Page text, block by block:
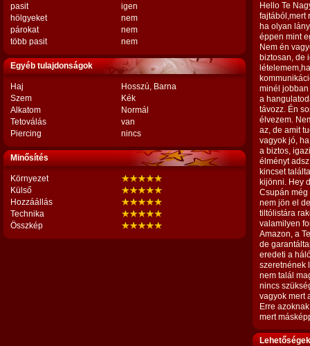
pasit
igen
hölgyeket
nem
párokat
nem
több pasit
nem
Egyéb tulajdonságok
Haj
Hosszú, Barna
Szem
Kék
Alkatom
Normál
Tetoválás
van
Piercing
nincs
Minősítés
Környezet
Külső
Hozzáállás
Technika
Összkép
Hello Te
fajtából,mert
ha olyan
éppen mint
Nem én
biztosan, de
minél
a
távozz. Én
élvezem.
az, de amit
vagyok jó,
a biztos,
élményt
kincset
kijönni. Hey
Csupán még
nem jön el
tiltólistára
valamilyen
Amazon, a
de
eredeti a
szeretnének
nem talál
nincs
vagyok mert
Erre
mert